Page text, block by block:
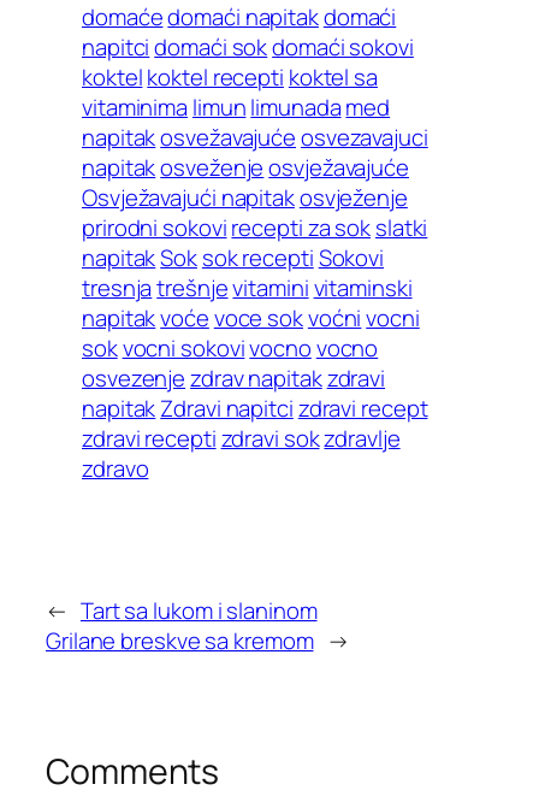
domaćedomaći napitakdomaći
napitci domaći sokdomaći sokovi
koktelkoktel recepti koktel sa
vitaminima limunlimunadamed
napitakosvežavajućeosvezavajuci
napitakosveženje osvježavajuće
Osvježavajući napitakosvježenje
prirodni sokovirecepti za sokslatki
napitakSoksok receptiSokovi
tresnja trešnjevitaminivitaminski
napitakvoćevoce sokvoćni vocni
sokvocni sokovivocnovocno
osvezenjezdrav napitakzdravi
napitakZdravi napitcizdravi recept
zdravi receptizdravi sokzdravlje
zdravo
← Tart sa lukom i slaninom
Grilane breskve sa kremom →
Comments